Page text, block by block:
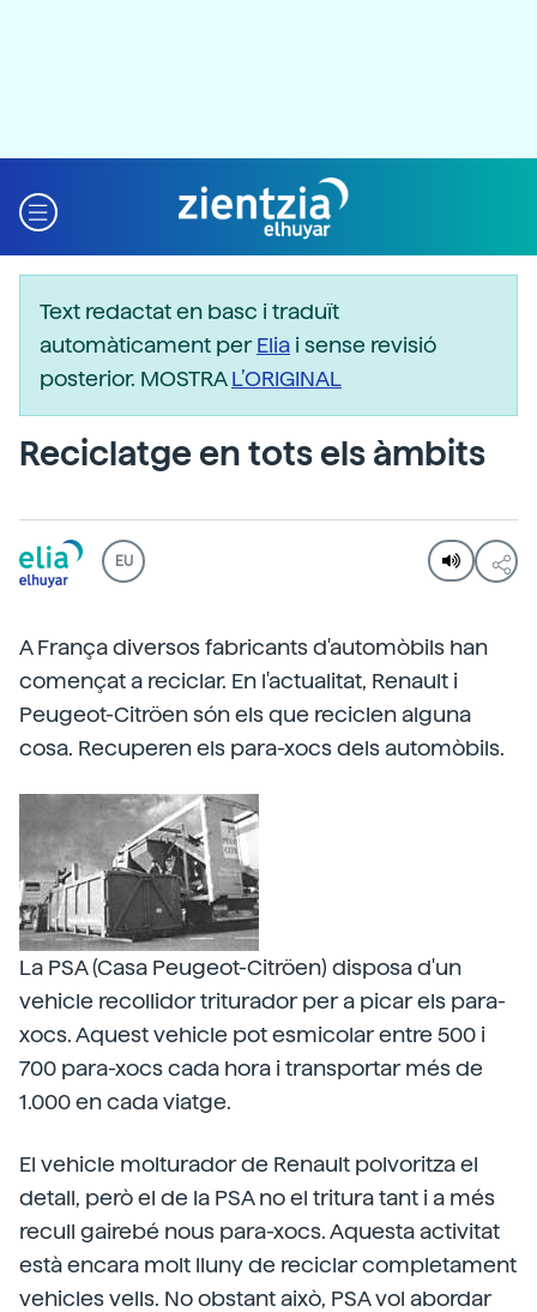
Text redactat en basc i traduït
automàticament perElia i sense revisió
posterior. MOSTRAL’ORIGINAL
Reciclatge en tots els àmbits
EU
A França diversos fabricants d'automòbils han
començat a reciclar. En l'actualitat, Renault i
Peugeot-Citröen són els que reciclen alguna
cosa. Recuperen els para-xocs dels automòbils.
La PSA (Casa Peugeot-Citröen) disposa d'un
vehicle recollidor triturador per a picar els para-
xocs. Aquest vehicle pot esmicolar entre 500 i
700 para-xocs cada hora i transportar més de
1.000 en cada viatge.
El vehicle molturador de Renault polvoritza el
detall, però el de la PSA no el tritura tant i a més
recull gairebé nous para-xocs. Aquesta activitat
està encara molt lluny de reciclar completament
vehicles vells. No obstant això, PSA vol abordar